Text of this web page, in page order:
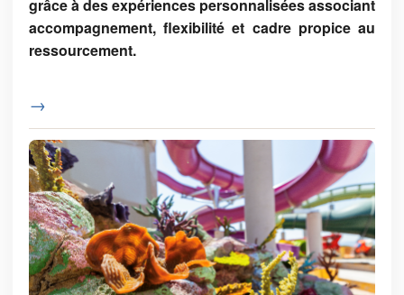
grâce à des expériences personnalisées associant
accompagnement, flexibilité et cadre propice au
ressourcement.
→